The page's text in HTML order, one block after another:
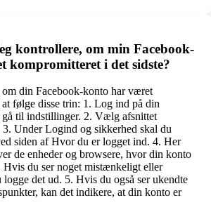
kontrollere, om min Facebook-
kompromitteret i det sidste?
din Facebook-konto har været
følge disse trin: 1. Log ind på din
til indstillinger. 2. Vælg afsnittet
Under Logind og sikkerhed skal du
siden af Hvor du er logget ind. 4. Her
de enheder og browsere, hvor din konto
Hvis du ser noget mistænkeligt eller
logge det ud. 5. Hvis du også ser ukendte
kan det indikere, at din konto er